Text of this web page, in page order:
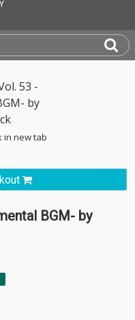
in new tab
BGM- by